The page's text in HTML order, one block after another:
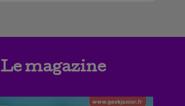
Le magazine